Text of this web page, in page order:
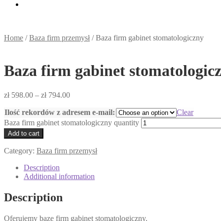
Home /Baza firm przemysł/Baza firm gabinet stomatologiczny
Baza firm gabinet
zł598.00 – zł794.00
Ilość rekordów z adresem e-mail:
Clear
Baza firm gabinet stomatologiczny quantity
Add to cart
Category: Baza firm przemysł
Description
Additional information
Description
Oferujemy bazę firm gabinet stomatologiczny.